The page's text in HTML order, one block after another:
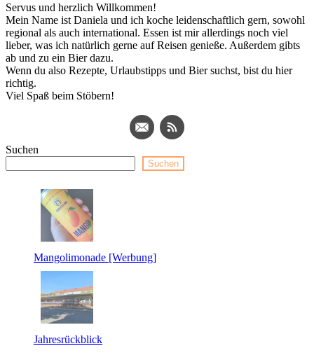
Servus und herzlich Willkommen!
Mein Name ist Daniela und ich koche leidenschaftlich gern, sowohl
regional als auch international. Essen ist mir allerdings noch viel
lieber, was ich natürlich gerne auf Reisen genieße. Außerdem gibts
ab und zu ein Bier dazu.
Wenn du also Rezepte, Urlaubstipps und Bier suchst, bist du hier
richtig.
Viel Spaß beim Stöbern!
Suchen
Suchen
Mangolimonade [Werbung]
Jahresrückblick